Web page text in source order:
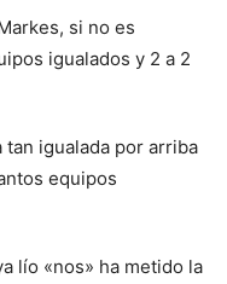
si no es
igualados y 2 a 2
igualada por arriba
equipos
lío «nos» ha metido la